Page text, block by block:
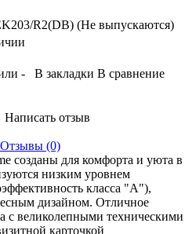
R2(DB) (Не выпускаются)
- В закладки В сравнение
Написать отзыв
Отзывы (0)
созданы для комфорта и уюта в
низким уровнем
класса "A"),
дизайном. Отличное
с великолепными техническими
карточкой